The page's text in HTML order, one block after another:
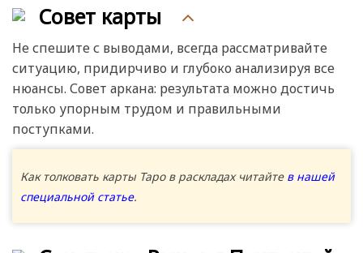
Совет карты
Не спешите с выводами, всегда рассматривайте
ситуацию, придирчиво и глубоко анализируя все
нюансы. Совет аркана: результата можно достичь
только упорным трудом и правильными
поступками.
Как толковать карты Таро в раскладах читайте в нашей
специальной статье.